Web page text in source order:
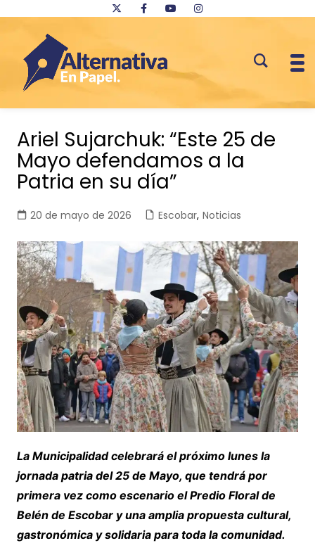
contenido
Ariel Sujarchuk: “Este 25 de
Mayo defendamos a la
Patria en su día”
20 de mayo de 2026 Escobar, Noticias
La Municipalidad celebrará el próximo lunes la
jornada patria del 25 de Mayo, que tendrá por
primera vez como escenario el Predio Floral de
Belén de Escobar y una amplia propuesta cultural,
gastronómica y solidaria para toda la comunidad.